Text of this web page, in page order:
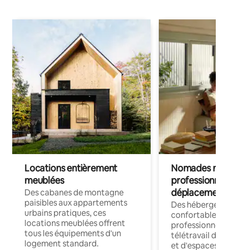
Locations entièrement
meublées
Des cabanes de montagne
paisibles aux appartements
urbains pratiques, ces
locations meublées offrent
tous les équipements d'un
logement standard.
Nomades
déplacement
Des
confortables
professionnels
télétravail
et d'espaces